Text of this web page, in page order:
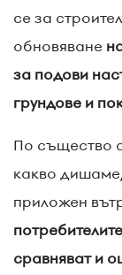
се за
обновяване
за подови
грундове и
По същество
какво
приложен
сравняват и